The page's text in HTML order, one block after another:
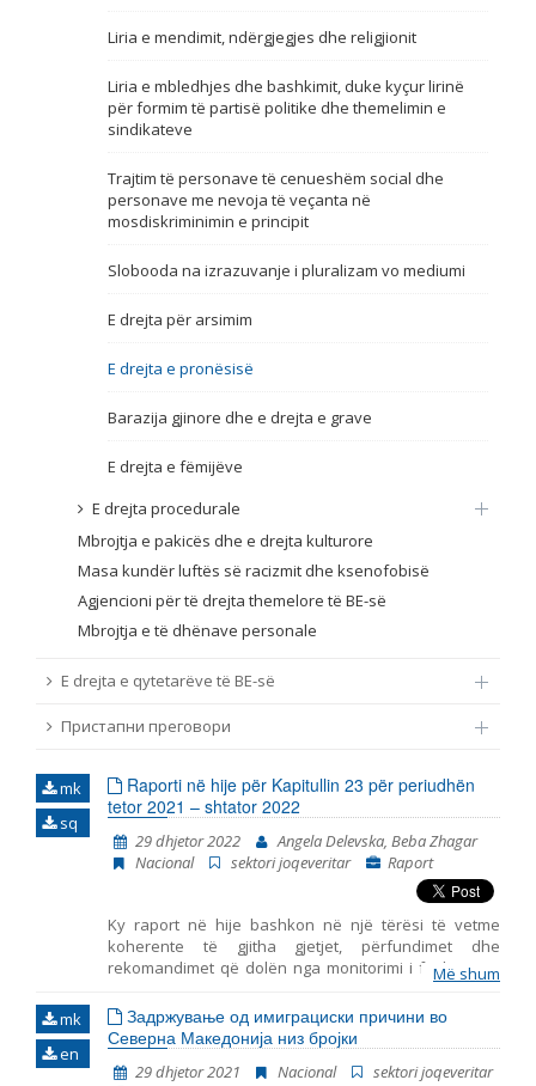
Emër, përshkrim ose fjalen
Liria e mendimit, ndërgjegjes dhe religjionit
Liria e mbledhjes dhe bashkimit, duke kyçur lirinë
për formim të partisë politike dhe themelimin e
sindikateve
Trajtim të personave të cenueshëm social dhe
personave me nevoja të veçanta në
mosdiskriminimin e principit
Slobooda na izrazuvanje i pluralizam vo mediumi
E drejta për arsimim
E drejta e pronësisë
Barazija gjinore dhe e drejta e grave
E drejta e fëmijëve
E drejta procedurale
Mbrojtja e pakicës dhe e drejta kulturore
Masa kundër luftës së racizmit dhe ksenofobisë
Agjencioni për të drejta themelore të BE-së
Mbrojtja e të dhënave personale
E drejta e qytetarëve të BE-së
Пристапни преговори
mk
sq
Raporti në hije për Kapitullin 23 për periudhën
tetor 2021 – shtator 2022
29 dhjetor 2022
Angela Delevska, Beba Zhagar
Nacional
sektori joqeveritar Raport
Ky raport në hije bashkon në një tërësi të vetme
koherente të gjitha gjetjet, përfundimet dhe
rekomandimet që dolën nga monitorimi i fushave të
përfshira në Kapitullin 23 – Gjyqësori dhe të drejtat
themelore. Ky është raporti i shtatë i tillë i publikuar
nga Instituti për Politika Evropiane (EPI) – Shkup, duke
marrë parasysh komentet dhe opinionet e
organizatave joqeveritare. Gjashtë periudhat e
Më shum
mk
en
Задржување од имиграциски причини во
Северна Македонија низ бројки
29 dhjetor 2021 Nacional
sektori joqeveritar